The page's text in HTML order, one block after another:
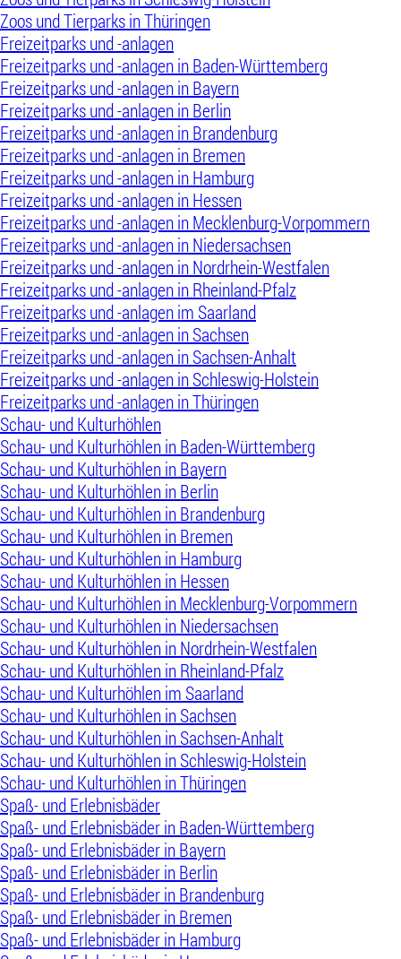
Zoos und Tierparks in Thüringen
Freizeitparks und -anlagen
Freizeitparks und -anlagen in Baden-Württemberg
Freizeitparks und -anlagen in Bayern
Freizeitparks und -anlagen in Berlin
Freizeitparks und -anlagen in Brandenburg
Freizeitparks und -anlagen in Bremen
Freizeitparks und -anlagen in Hamburg
Freizeitparks und -anlagen in Hessen
Freizeitparks und -anlagen in Mecklenburg-Vorpommern
Freizeitparks und -anlagen in Niedersachsen
Freizeitparks und -anlagen in Nordrhein-Westfalen
Freizeitparks und -anlagen in Rheinland-Pfalz
Freizeitparks und -anlagen im Saarland
Freizeitparks und -anlagen in Sachsen
Freizeitparks und -anlagen in Sachsen-Anhalt
Freizeitparks und -anlagen in Schleswig-Holstein
Freizeitparks und -anlagen in Thüringen
Schau- und Kulturhöhlen
Schau- und Kulturhöhlen in Baden-Württemberg
Schau- und Kulturhöhlen in Bayern
Schau- und Kulturhöhlen in Berlin
Schau- und Kulturhöhlen in Brandenburg
Schau- und Kulturhöhlen in Bremen
Schau- und Kulturhöhlen in Hamburg
Schau- und Kulturhöhlen in Hessen
Schau- und Kulturhöhlen in Mecklenburg-Vorpommern
Schau- und Kulturhöhlen in Niedersachsen
Schau- und Kulturhöhlen in Nordrhein-Westfalen
Schau- und Kulturhöhlen in Rheinland-Pfalz
Schau- und Kulturhöhlen im Saarland
Schau- und Kulturhöhlen in Sachsen
Schau- und Kulturhöhlen in Sachsen-Anhalt
Schau- und Kulturhöhlen in Schleswig-Holstein
Schau- und Kulturhöhlen in Thüringen
Spaß- und Erlebnisbäder
Spaß- und Erlebnisbäder in Baden-Württemberg
Spaß- und Erlebnisbäder in Bayern
Spaß- und Erlebnisbäder in Berlin
Spaß- und Erlebnisbäder in Brandenburg
Spaß- und Erlebnisbäder in Bremen
Spaß- und Erlebnisbäder in Hamburg